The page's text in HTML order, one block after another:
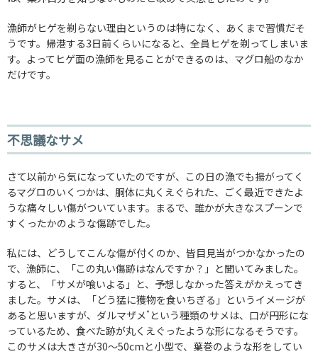
漁師がヒゲを剃らない理由というのは特になく、あくまで習慣だそ
うです。帰港する3日前くらいになると、全員ヒゲを剃ってしまいま
す。よってヒゲ面の漁師を見ることができるのは、マグロ船のなか
だけです。
不思議なサメ
さて以前から気になっていたのですが、この日の漁でも揚がってく
るマグロのいくつかは、胴体に丸くえぐられた、ごく最近できたよ
うな痛々しい傷がついています。まるで、誰かが大きなスプーンで
すくったかのような傷跡でした。
私には、どうしてこんな傷が付くのか、皆目見当がつかなかったの
で、漁師に、「この丸い傷跡はなんですか？」と聞いてみました。
すると、「サメが喰いよる」と、予想しなかった答えがかえってき
ました。サメは、「どう猛に獲物を食いちぎる」というイメージが
あると思いますが、ダルマザメ* という種類のサメは、口が円形にな
っているため、食べた跡が丸くえぐったような形になるそうです。
このサメは大きさが30～50cmと小型で、葉巻のような形をしてい